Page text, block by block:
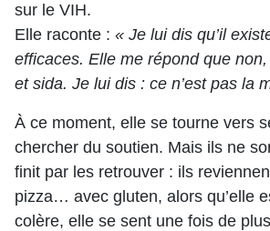
sur le VIH.
Elle raconte : « Je lui dis qu’il
efficaces. Elle me répond que
et sida. Je lui dis : ce n’est pas la
À ce moment, elle se tourne vers
chercher du soutien. Mais ils ne
finit par les retrouver : ils
pizza… avec gluten, alors qu’elle
colère, elle se sent une fois de